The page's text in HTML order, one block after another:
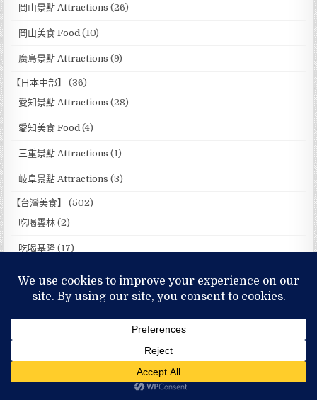
岡山景點 Attractions (26)
岡山美食 Food (10)
廣島景點 Attractions (9)
【日本中部】
(36)
愛知景點 Attractions (28)
愛知美食 Food (4)
三重景點 Attractions (1)
岐阜景點 Attractions (3)
【台灣美食】
(502)
吃喝雲林 (2)
吃喝基隆 (17)
(201)
吃喝新北 (60)